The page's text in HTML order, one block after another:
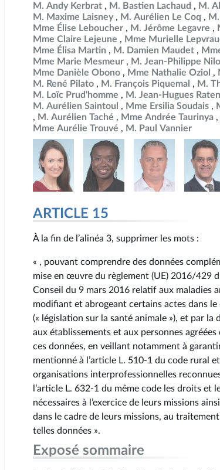
15 mai 2026
18 mai 2026
19 mai 2026
20 mai 2026
20 mai 2026
12 mai 2026
12 mai 2026
15 mai 2026
12 mai 2026
12 mai 2026
13 mai 2026
14 mai 2026
14 mai 2026
15 mai 2026
Date de dépôt
M. Andy Kerbrat
M. Bastien Lachaud
M.
M. Maxime Laisney
M. Aurélien Le Coq
Mme Élise Leboucher
M. Jérôme Legavre
Mme Claire Lejeune
Mme Murielle
Mme Élisa Martin
M. Damien Maudet
Mme Marie Mesmeur
M. Jean-Philippe
Mme Danièle Obono
Mme Nathalie Oziol
M. René Pilato
M. François Piquemal
M.
M. Loïc Prud'homme
M. Jean-Hugues
M. Aurélien Saintoul
Mme Ersilia Soudais
M. Aurélien Taché
Mme Andrée Taurinya
Mme Aurélie Trouvé
M. Paul Vannier
ARTICLE 15
À la fin de l’alinéa 3, supprimer les mots :
« , pouvant comprendre des données
mise en œuvre du règlement (UE) 2016/429
Conseil du 9 mars 2016 relatif aux maladies
modifiant et abrogeant certains actes dans le
(« législation sur la santé animale »), et par
aux établissements et aux personnes
ces données, en veillant notamment à
mentionné à l’article L. 510‑1 du code rural
organisations interprofessionnelles
l’article L. 632‑1 du même code les droits et
nécessaires à l’exercice de leurs missions
dans le cadre de leurs missions, au
telles données ».
Exposé sommaire